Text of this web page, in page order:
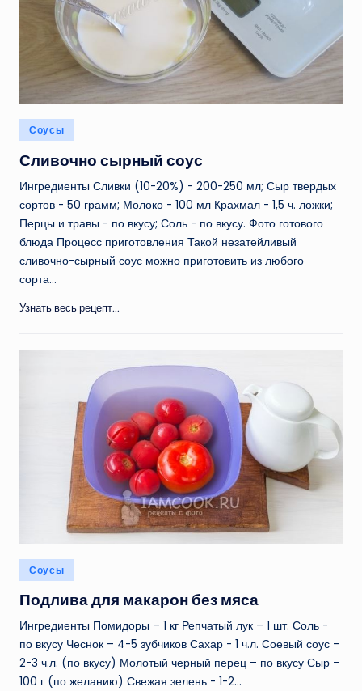
Опубликовано
в
Соусы
Сливочно сырный соус
Ингредиенты Сливки (10-20%) - 200-250 мл; Сыр твердых
сортов - 50 грамм; Молоко - 100 мл Крахмал - 1,5 ч. ложки;
Перцы и травы - по вкусу; Соль - по вкусу. Фото готового
блюда Процесс приготовления Такой незатейливый
сливочно-сырный соус можно приготовить из любого
сорта…
Узнать весь рецепт...
Опубликовано
в
Соусы
Подлива для макарон без мяса
Ингредиенты Помидоры – 1 кг Репчатый лук – 1 шт. Соль -
по вкусу Чеснок – 4-5 зубчиков Сахар - 1 ч.л. Соевый соус –
2-3 ч.л. (по вкусу) Молотый черный перец – по вкусу Сыр –
100 г (по желанию) Свежая зелень - 1-2…